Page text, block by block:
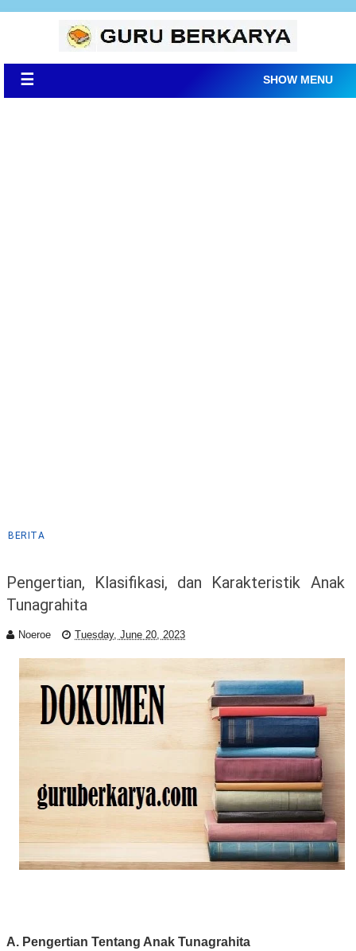
☰ SHOW MENU
BERITA
Pengertian, Klasifikasi, dan Karakteristik Anak
Tunagrahita
Noeroe Tuesday, June 20, 2023
A. Pengertian Tentang Anak Tunagrahita